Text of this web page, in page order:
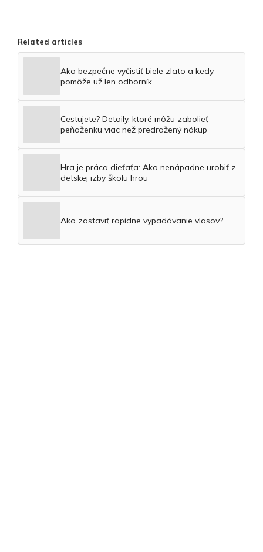
Related articles
Ako bezpečne vyčistiť biele zlato a kedy
pomôže už len odborník
Cestujete? Detaily, ktoré môžu zabolieť
peňaženku viac než predražený nákup
Hra je práca dieťaťa: Ako nenápadne urobiť z
detskej izby školu hrou
Ako zastaviť rapídne vypadávanie vlasov?